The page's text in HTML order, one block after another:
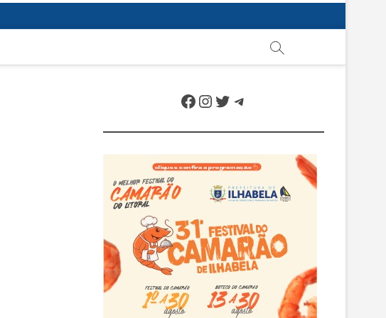
Facebook
Instagram
Twitter
Telegram